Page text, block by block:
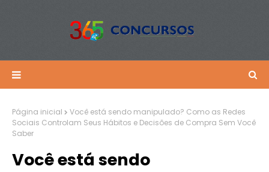
Página inicial
Você está sendo manipulado? Como as Redes
Sociais Controlam Seus Hábitos e Decisões de Compra Sem Você
Saber
Você está sendo